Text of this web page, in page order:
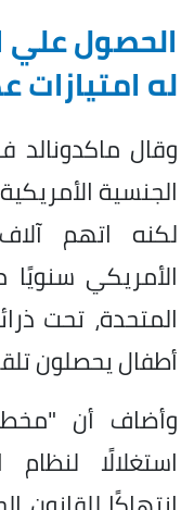
الحصول علي
له امتيازات
وقال
الجنسية
لكنه اتهم
الأمريكي سنويًا
المتحدة، تحت
أطفال يحصلون
وأضاف أن
استغلالًا